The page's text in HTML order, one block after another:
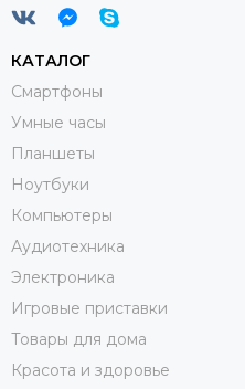
КАТАЛОГ
Смартфоны
Умные часы
Планшеты
Ноутбуки
Компьютеры
Аудиотехника
Электроника
Игровые приставки
Товары для дома
Красота и здоровье